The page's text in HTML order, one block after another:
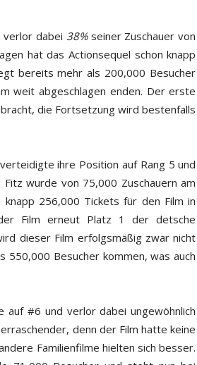
verlor dabei 38%seiner Zuschauer von
hat das Actionsequel schon knapp
bereits mehr als 200,000 Besucher
weit abgeschlagen enden. Der erste
die Fortsetzung wird bestenfalls
verteidigte ihre Position auf Rang 5 und
wurde von 75,000 Zuschauern am
256,000 Tickets für den Film in
Film erneut Platz 1 der detsche
dieser Film erfolgsmäßig zwar nicht
550,000 Besucher kommen, was auch
auf #6 und verlor dabei ungewöhnlich
denn der Film hatte keine
Familienfilme hielten sich besser.